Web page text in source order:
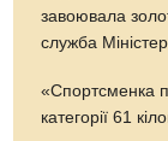
завоювала
служба
«Спортсменка
категорії 61